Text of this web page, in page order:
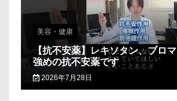
美容・健康
【抗不安薬】レキソタン、ブロ
強めの抗不安薬です
2026年7月28日